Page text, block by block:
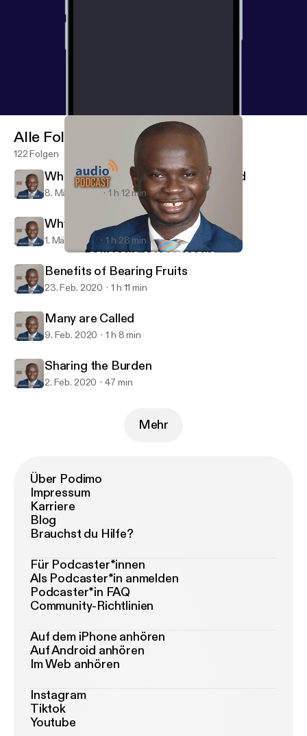
Qodesh Hartford
Alle Folgen
122 Folgen
What it Means to Have no Shepherd
8. März 2020 1 h 12 min
Why People Don't Use Their Talents
1. März 2020 1 h 28 min
Benefits of Bearing Fruits
23. Feb. 2020 1 h 11 min
Many are Called
9. Feb. 2020 1 h 8 min
Sharing the Burden
2. Feb. 2020 47 min
Mehr
Über Podimo
Impressum
Karriere
Blog
Brauchst du Hilfe?
Für Podcaster*innen
Als Podcaster*in anmelden
Podcaster*in FAQ
Community-Richtlinien
Auf dem iPhone anhören
Auf Android anhören
Im Web anhören
Instagram
Tiktok
Youtube